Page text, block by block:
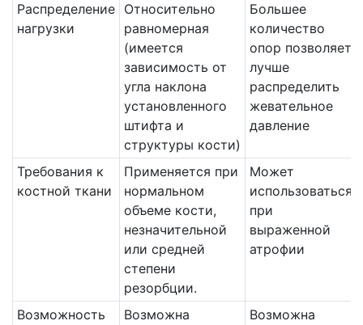
Распределение
нагрузки
Относительно
равномерная
(имеется
зависимость от
угла наклона
установленного
штифта и
структуры кости)
Большее
количество
опор позволяет
лучше
распределить
жевательное
давление
Требования к
костной ткани
Применяется при
нормальном
объеме кости,
незначительной
или средней
степени
резорбции.
Может
использоваться
при
выраженной
атрофии
Возможность
Возможна Возможна